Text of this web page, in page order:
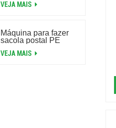
VEJA MAIS
Máquina para fazer
sacola postal PE
VEJA MAIS